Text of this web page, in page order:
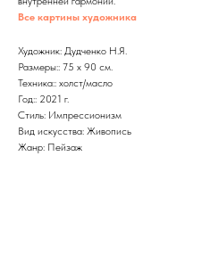
Все картины художника
Художник: Дудченко Н.Я.
Размеры:: 75 х 90 см.
Техника:: холст/масло
Год:: 2021 г.
Стиль: Импрессионизм
Вид искусства: Живопись
Жанр: Пейзаж